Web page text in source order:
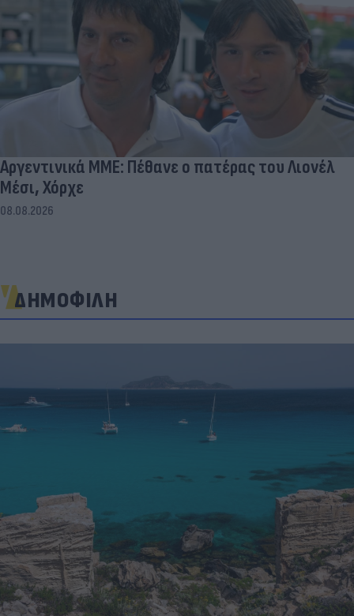
Αργεντινικά ΜΜΕ: Πέθανε ο πατέρας του Λιονέλ
Μέσι, Χόρχε
08.08.2026
ΔΗΜΟΦΙΛΗ